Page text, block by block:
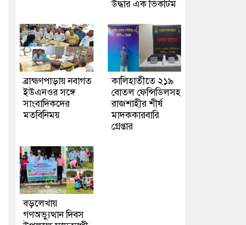
উদ্ধার এক ভিকটিম
ব্রাহ্মণপাড়ায় নবাগত
ইউএনওর সঙ্গে
সাংবাদিকদের
মতবিনিময়
কালিহাতীতে ২১৯
বোতল ফেন্সিডিলসহ
রাজশাহীর শীর্ষ
মাদককারবারি
গ্রেপ্তার
বড়লেখায়
গণঅভ্যুত্থান দিবস